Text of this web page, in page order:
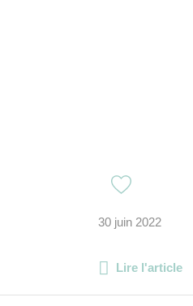
30 juin 2022
Lire l'article